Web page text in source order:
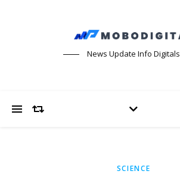
News Update Info Digitals
SCIENCE